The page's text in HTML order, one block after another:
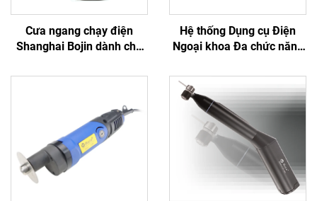
Cưa ngang chạy điện
Shanghai Bojin dành cho
thương khớp Hệ thống
Hệ thống Dụng cụ Điện
Ngoại khoa Đa chức năng
phẫu thuật tích hợp Tất cả
trong một, Máy vặn vít
dùng trong Phẫu thuật
Chấn thương & Khớp